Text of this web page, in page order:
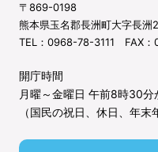
〒869-0198
熊本県玉名郡長洲町大字長洲
TEL：0968-78-3111 FAX
開庁時間
月曜～金曜日 午前8時30
（国民の祝日、休日、年末